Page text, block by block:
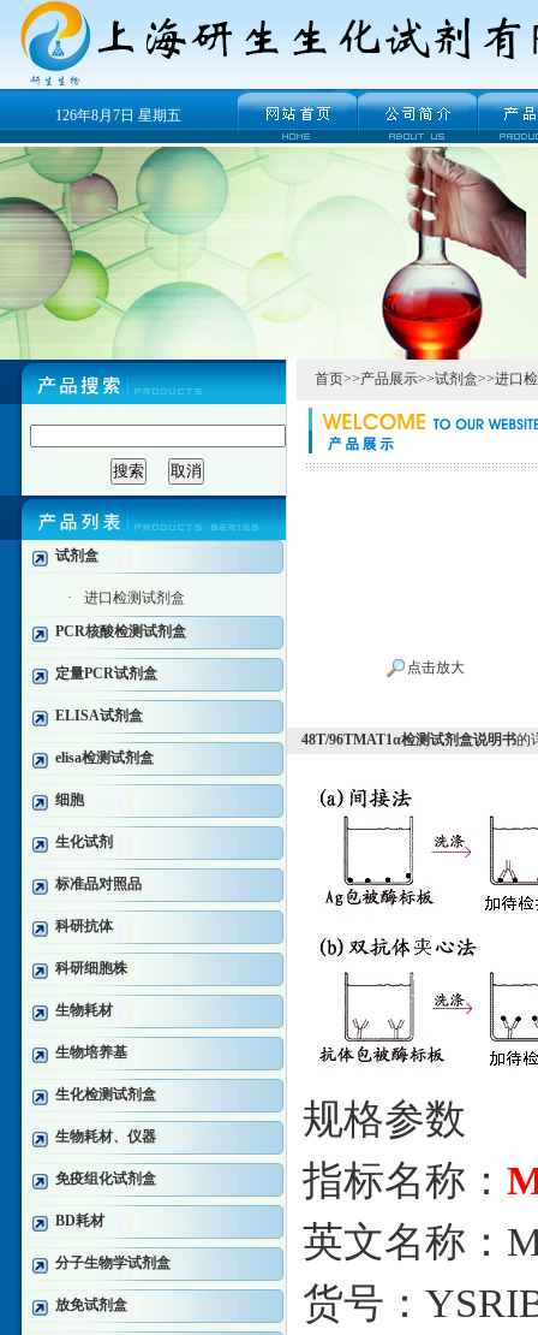
126年8月7日 星期五
试剂盒
·
进口检测试剂盒
PCR核酸检测试剂盒
定量PCR试剂盒
ELISA试剂盒
elisa检测试剂盒
细胞
生化试剂
标准品对照品
科研抗体
科研细胞株
生物耗材
生物培养基
生化检测试剂盒
生物耗材、仪器
免疫组化试剂盒
BD耗材
分子生物学试剂盒
放免试剂盒
首页>>产品展示>>试剂盒>>进口
点击放大
48T/96TMAT1α检测试剂盒说明书的
规格参数
指标名称：
英文名称：
货号：